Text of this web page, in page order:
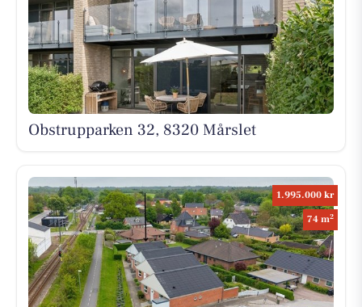
Obstrupparken 32, 8320 Mårslet
1.995.000 kr
74 m2